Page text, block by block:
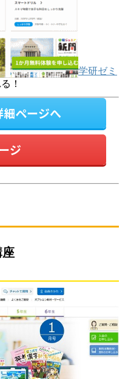
学研ゼミ
！
ページへ
ジ
座